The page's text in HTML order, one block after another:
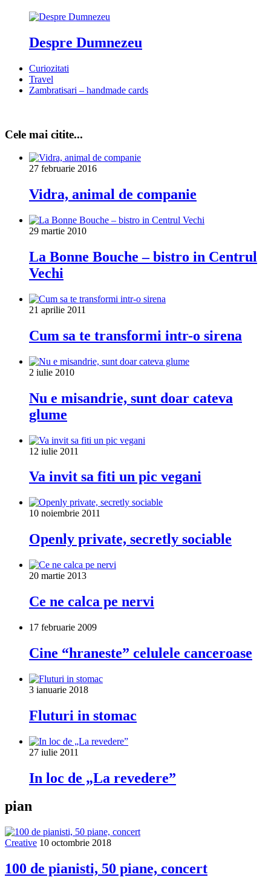
Despre Dumnezeu
Curiozitati
Travel
Zambratisari – handmade cards
Cele mai citite...
27 februarie 2016
Vidra, animal de companie
29 martie 2010
La Bonne Bouche – bistro in Centrul
Vechi
21 aprilie 2011
Cum sa te transformi intr-o sirena
2 iulie 2010
Nu e misandrie, sunt doar cateva
glume
12 iulie 2011
Va invit sa fiti un pic vegani
10 noiembrie 2011
Openly private, secretly sociable
20 martie 2013
Ce ne calca pe nervi
17 februarie 2009
Cine “hraneste” celulele canceroase
3 ianuarie 2018
Fluturi in stomac
27 iulie 2011
In loc de „La revedere”
pian
Creative 10 octombrie 2018
100 de pianisti, 50 piane, concert